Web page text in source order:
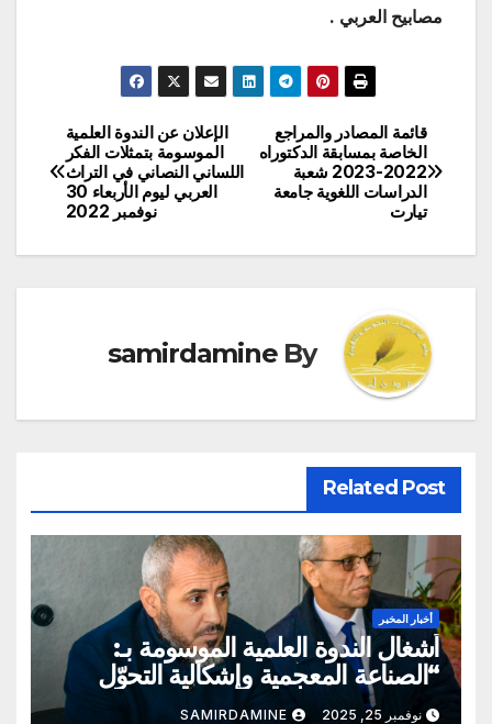
مصابيح العربي .
تصفّح
المقالات
الإعلان عن الندوة العلمية
الموسومة بتمثلات الفكر
اللساني النصاني في التراث
العربي ليوم الأربعاء 30
نوفمبر 2022
قائمة المصادر والمراجع
الخاصة بمسابقة الدكتوراه
2022-2023 شعبة
الدراسات اللغوية جامعة
تيارت
By
samirdamine
Related Post
أخبار المخبر
أشغال الندوة العلمية الموسومة بـ:
“الصناعة المعجمية وإشكالية التحوّل
المعرفي والحضاري”
نوفمبر 25, 2025 SAMIRDAMINE